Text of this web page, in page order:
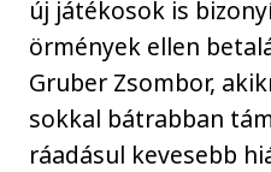
új játékosok is
örmények ellen
Gruber Zsombor,
sokkal bátrabban
ráadásul kevesebb